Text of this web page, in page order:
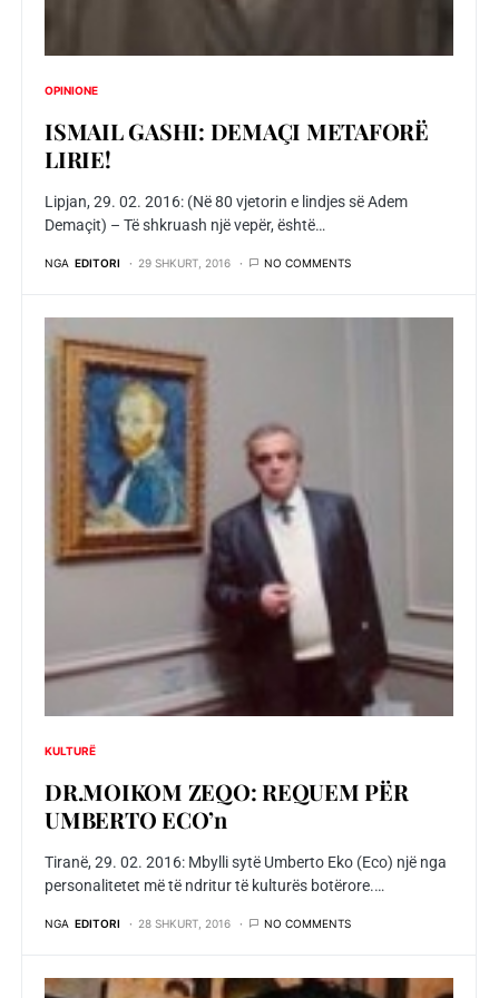
OPINIONE
ISMAIL GASHI: DEMAÇI METAFORË
LIRIE!
Lipjan, 29. 02. 2016: (Në 80 vjetorin e lindjes së Adem
Demaçit) – Të shkruash një vepër, është…
NGA EDITORI 29 SHKURT, 2016 NO COMMENTS
KULTURË
DR.MOIKOM ZEQO: REQUEM PËR
UMBERTO ECO’n
Tiranë, 29. 02. 2016: Mbylli sytë Umberto Eko (Eco) një nga
personalitetet më të ndritur të kulturës botërore.…
NGA EDITORI 28 SHKURT, 2016 NO COMMENTS